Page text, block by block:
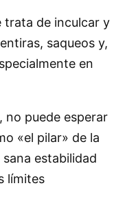
trata de inculcar y
saqueos y,
en
no puede esperar
«el pilar» de la
estabilidad
límites